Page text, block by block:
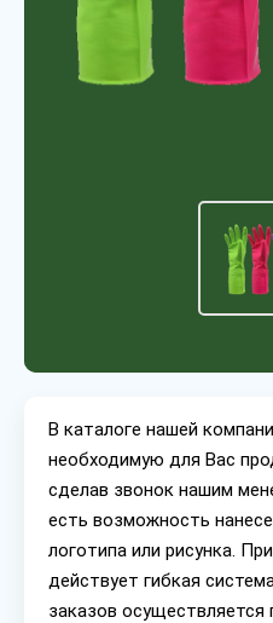
В каталоге нашей
необходимую для Вас
сделав звонок нашим
есть возможность
логотипа или рисунка.
действует гибкая
заказов осуществляется